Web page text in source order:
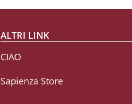
ALTRI LINK
CIAO
Sapienza Store